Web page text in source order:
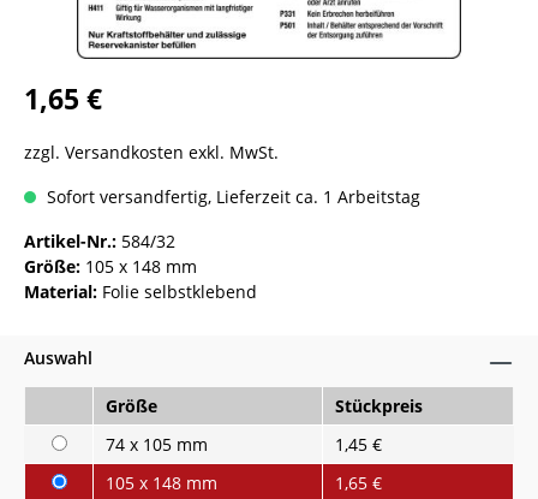
1,65 €
zzgl. Versandkosten exkl. MwSt.
Sofort versandfertig, Lieferzeit ca. 1 Arbeitstag
Artikel-Nr.: 584/32
Größe: 105 x 148 mm
Material: Folie selbstklebend
Auswahl
Größe
Stückpreis
74 x 105 mm
1,45 €
105 x 148 mm
1,65 €